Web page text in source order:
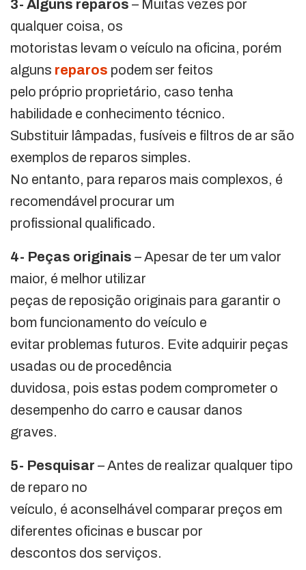
3- Alguns reparos – Muitas vezes por
qualquer coisa, os
motoristas levam o veículo na oficina, porém
alguns reparos podem ser feitos
pelo próprio proprietário, caso tenha
habilidade e conhecimento técnico.
Substituir lâmpadas, fusíveis e filtros de ar são
exemplos de reparos simples.
No entanto, para reparos mais complexos, é
recomendável procurar um
profissional qualificado.
4- Peças originais – Apesar de ter um valor
maior, é melhor utilizar
peças de reposição originais para garantir o
bom funcionamento do veículo e
evitar problemas futuros. Evite adquirir peças
usadas ou de procedência
duvidosa, pois estas podem comprometer o
desempenho do carro e causar danos
graves.
5- Pesquisar – Antes de realizar qualquer tipo
de reparo no
veículo, é aconselhável comparar preços em
diferentes oficinas e buscar por
descontos dos serviços.